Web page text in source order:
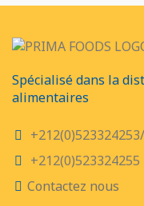
Spécialisé dans la
alimentaires
+212(0)523324255
Contactez nous